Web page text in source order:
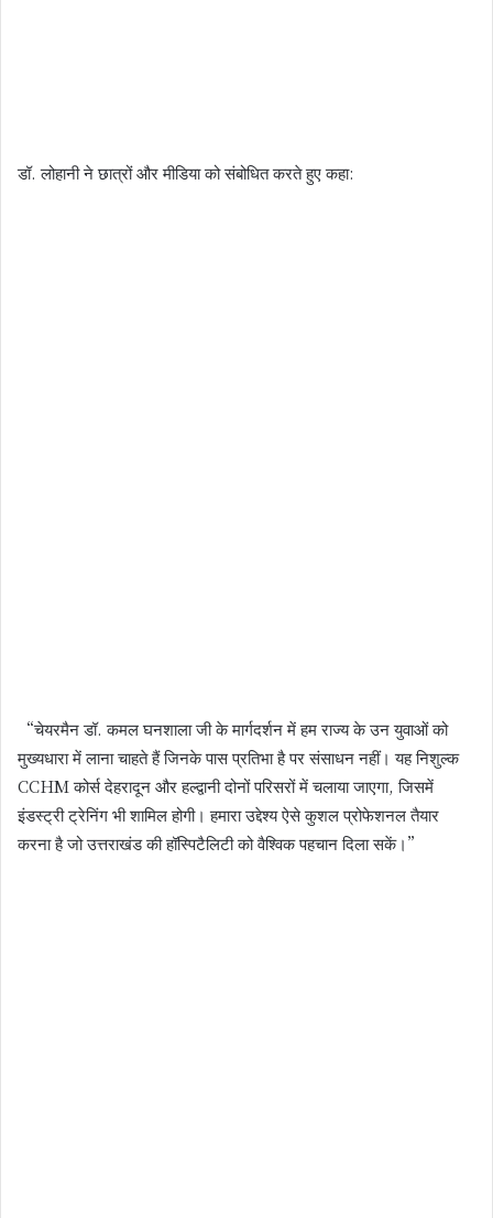
डॉ. लोहानी ने छात्रों और मीडिया को संबोधित करते हुए कहा:
“चेयरमैन डॉ. कमल घनशाला जी के मार्गदर्शन में हम राज्य के उन युवाओं को
मुख्यधारा में लाना चाहते हैं जिनके पास प्रतिभा है पर संसाधन नहीं। यह निशुल्क
CCHM कोर्स देहरादून और हल्द्वानी दोनों परिसरों में चलाया जाएगा, जिसमें
इंडस्ट्री ट्रेनिंग भी शामिल होगी। हमारा उद्देश्य ऐसे कुशल प्रोफेशनल तैयार
करना है जो उत्तराखंड की हॉस्पिटैलिटी को वैश्विक पहचान दिला सकें।”